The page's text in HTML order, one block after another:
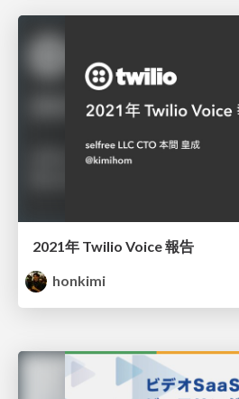
2021年 Twilio Voice 報告
honkimi